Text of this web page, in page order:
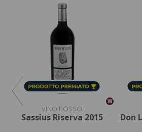
W
VINO ROSSO
Sassius Riserva 2015 Don